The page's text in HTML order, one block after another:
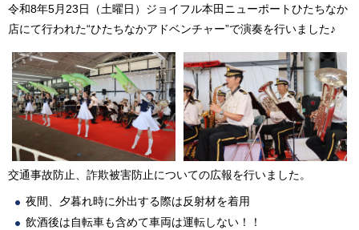
令和8年5月23日（土曜日）ジョイフル本田ニューポートひたちなか
店にて行われた“ひたちなかアドベンチャー”で演奏を行いました♪
交通事故防止、詐欺被害防止についての広報を行いました。
夜間、夕暮れ時に外出する際は反射材を着用
飲酒後は自転車も含めて車両は運転しない！！